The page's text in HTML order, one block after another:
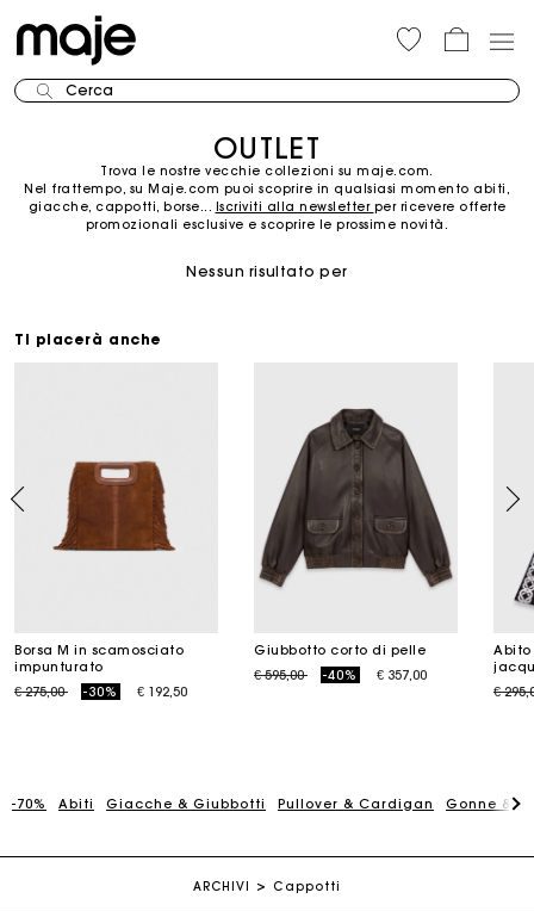
Cerca
OUTLET
Trova le nostre vecchie collezioni su maje.com.
Nel frattempo, su Maje.com puoi scoprire in qualsiasi momento abiti,
giacche, cappotti, borse... Iscriviti alla newsletter per ricevere offerte
promozionali esclusive e scoprire le prossime novità.
Nessun risultato per
Ti piacerà anche
Borsa M in scamosciato
impunturato
Price reduced from
€ 275,00to -30% € 192,50
Giubbotto corto di pelle
Price reduced from
€ 595,00to -40% € 357,00
Price
€
-70% Abiti Giacche & Giubbotti Pullover & Cardigan Gonne &
ARCHIVI Cappotti
La carta regalo Maje: il modo migliore per fare il regalo
Consegna a domicilio offerta entro 2-3 giorni